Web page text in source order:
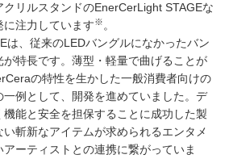
リルスタンドのEnerCerLight STAGEな
に注力しています※。
、従来のLEDバングルになかったバン
特長です。薄型・軽量で曲げることが
の特性を生かした一般消費者向けの
例として、開発を進めていました。デ
能と安全を担保することに成功した製
斬新なアイテムが求められるエンタメ
ーティストとの連携に繋がっていま